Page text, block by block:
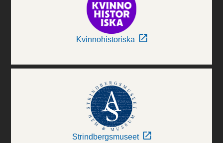
Kvinnohistoriska
Strindbergsmuseet